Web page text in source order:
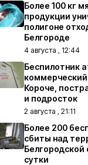
Более 100 кг
продукции
полигоне
Белгороде
4 августа , 12:44
Беспилотник
Короче,
и подросток
2 августа , 21:11
Более 200
сбиты над
Белгородской
сутки